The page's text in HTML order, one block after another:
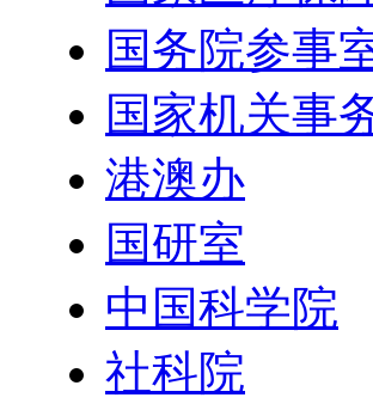
国务院参事
国家机关事
港澳办
国研室
中国科学院
社科院